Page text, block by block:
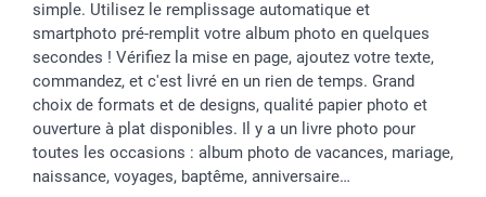
simple. Utilisez le remplissage automatique et
smartphoto pré-remplit votre album photo en quelques
secondes ! Vérifiez la mise en page, ajoutez votre texte,
commandez, et c'est livré en un rien de temps. Grand
choix de formats et de designs, qualité papier photo et
ouverture à plat disponibles. Il y a un livre photo pour
toutes les occasions : album photo de vacances, mariage,
naissance, voyages, baptême, anniversaire…